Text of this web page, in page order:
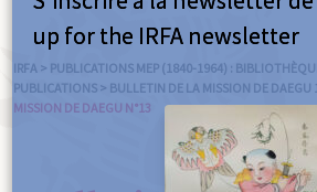
IRFA > PUBLICATIONS MEP (1840-1964) :
PUBLICATIONS > BULLETIN DE LA MISSION DE DAEGU
MISSION DE DAEGU N°13
up for the IRFA newsletter